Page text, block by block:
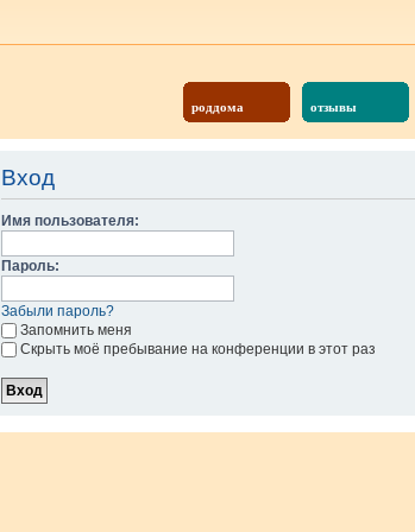
роддома отзывы
Вход
Имя пользователя:
Пароль:
Забыли пароль?
Запомнить меня
Скрыть моё пребывание на конференции в этот раз